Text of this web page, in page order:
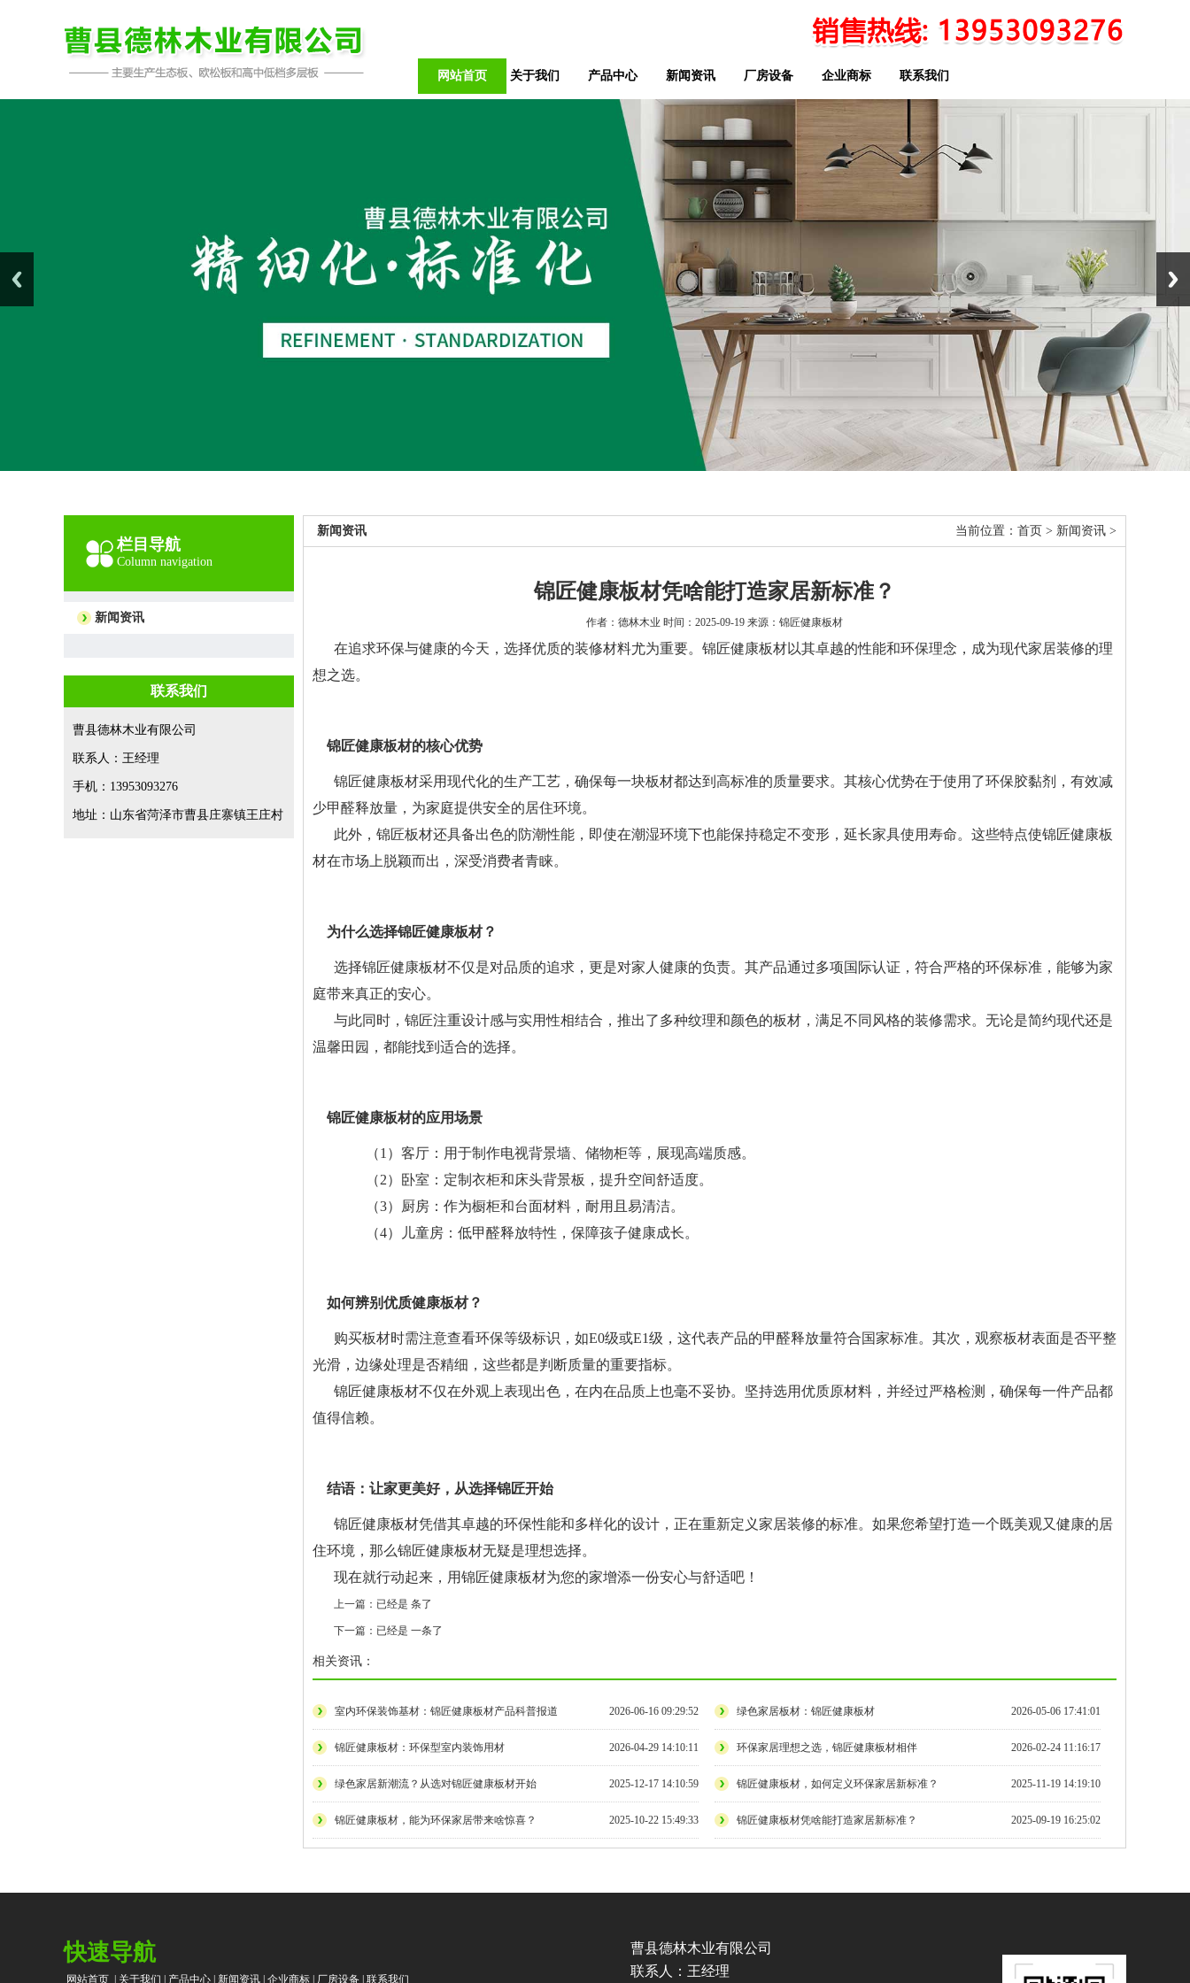
网站首页 关于我们 产品中心 新闻资讯 厂房设备 企业商标 联系我们
栏目导航
Column navigation
新闻资讯
联系我们
曹县德林木业有限公司
联系人：王经理
手机：13953093276
地址：山东省菏泽市曹县庄寨镇王庄村
当前位置： 首页 > 新闻资讯 >
新闻资讯
锦匠健康板材凭啥能打造家居新标准？
作者：德林木业 时间：2025-09-19 来源：锦匠健康板材
在追求环保与健康的今天，选择优质的装修材料尤为重要。锦匠健康板材以其卓越的性能和环保理念，成为现代家居装修的理
想之选。
锦匠健康板材的核心优势
锦匠健康板材采用现代化的生产工艺，确保每一块板材都达到高标准的质量要求。其核心优势在于使用了环保胶黏剂，有效减
少甲醛释放量，为家庭提供安全的居住环境。
此外，锦匠板材还具备出色的防潮性能，即使在潮湿环境下也能保持稳定不变形，延长家具使用寿命。这些特点使锦匠健康板
材在市场上脱颖而出，深受消费者青睐。
为什么选择锦匠健康板材？
选择锦匠健康板材不仅是对品质的追求，更是对家人健康的负责。其产品通过多项国际认证，符合严格的环保标准，能够为家
庭带来真正的安心。
与此同时，锦匠注重设计感与实用性相结合，推出了多种纹理和颜色的板材，满足不同风格的装修需求。无论是简约现代还是
温馨田园，都能找到适合的选择。
锦匠健康板材的应用场景
（1）客厅：用于制作电视背景墙、储物柜等，展现高端质感。
（2）卧室：定制衣柜和床头背景板，提升空间舒适度。
（3）厨房：作为橱柜和台面材料，耐用且易清洁。
（4）儿童房：低甲醛释放特性，保障孩子健康成长。
如何辨别优质健康板材？
购买板材时需注意查看环保等级标识，如E0级或E1级，这代表产品的甲醛释放量符合国家标准。其次，观察板材表面是否平整
光滑，边缘处理是否精细，这些都是判断质量的重要指标。
锦匠健康板材不仅在外观上表现出色，在内在品质上也毫不妥协。坚持选用优质原材料，并经过严格检测，确保每一件产品都
值得信赖。
结语：让家更美好，从选择锦匠开始
锦匠健康板材凭借其卓越的环保性能和多样化的设计，正在重新定义家居装修的标准。如果您希望打造一个既美观又健康的居
住环境，那么锦匠健康板材无疑是理想选择。
现在就行动起来，用锦匠健康板材为您的家增添一份安心与舒适吧！
上一篇：已经是 条了
下一篇：已经是 一条了
相关资讯：
2026-06-16 09:29:52
室内环保装饰基材：锦匠健康板材产品科普报道 2026-05-06 17:41:01
绿色家居板材：锦匠健康板材
2026-04-29 14:10:11
锦匠健康板材：环保型室内装饰用材 2026-02-24 11:16:17
环保家居理想之选，锦匠健康板材相伴
2025-12-17 14:10:59
绿色家居新潮流？从选对锦匠健康板材开始 2025-11-19 14:19:10
锦匠健康板材，如何定义环保家居新标准？
2025-10-22 15:49:33
锦匠健康板材，能为环保家居带来啥惊喜？ 2025-09-19 16:25:02
锦匠健康板材凭啥能打造家居新标准？
快速导航
网站首页 关于我们 产品中心 新闻资讯 企业商标 厂房设备 联系我们
曹县德林木业有限公司
联系人：王经理